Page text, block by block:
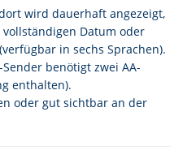
wird dauerhaft angezeigt,
Datum oder
in sechs Sprachen).
benötigt zwei AA-
enthalten).
oder gut sichtbar an der